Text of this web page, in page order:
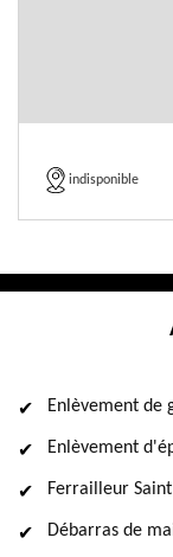
indisponible
Enlèvement de
Enlèvement
Ferrailleur
Débarras de